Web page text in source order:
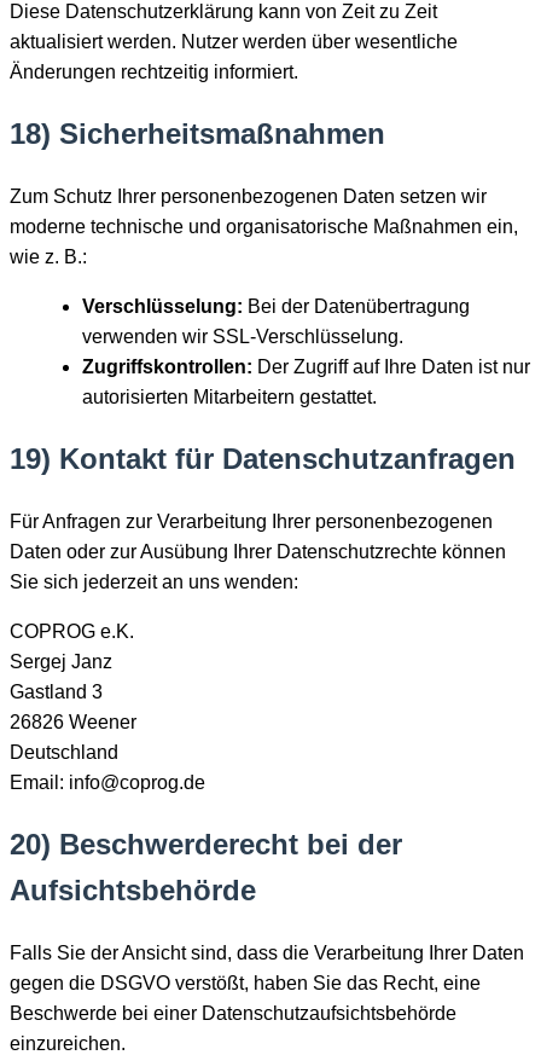
Diese Datenschutzerklärung kann von Zeit zu Zeit
aktualisiert werden. Nutzer werden über wesentliche
Änderungen rechtzeitig informiert.
18) Sicherheitsmaßnahmen
Zum Schutz Ihrer personenbezogenen Daten setzen wir
moderne technische und organisatorische Maßnahmen ein,
wie z. B.:
Verschlüsselung: Bei der Datenübertragung
verwenden wir SSL-Verschlüsselung.
Zugriffskontrollen: Der Zugriff auf Ihre Daten ist nur
autorisierten Mitarbeitern gestattet.
19) Kontakt für Datenschutzanfragen
Für Anfragen zur Verarbeitung Ihrer personenbezogenen
Daten oder zur Ausübung Ihrer Datenschutzrechte können
Sie sich jederzeit an uns wenden:
COPROG e.K.
Sergej Janz
Gastland 3
26826 Weener
Deutschland
Email: info@coprog.de
20) Beschwerderecht bei der
Aufsichtsbehörde
Falls Sie der Ansicht sind, dass die Verarbeitung Ihrer Daten
gegen die DSGVO verstößt, haben Sie das Recht, eine
Beschwerde bei einer Datenschutzaufsichtsbehörde
einzureichen.